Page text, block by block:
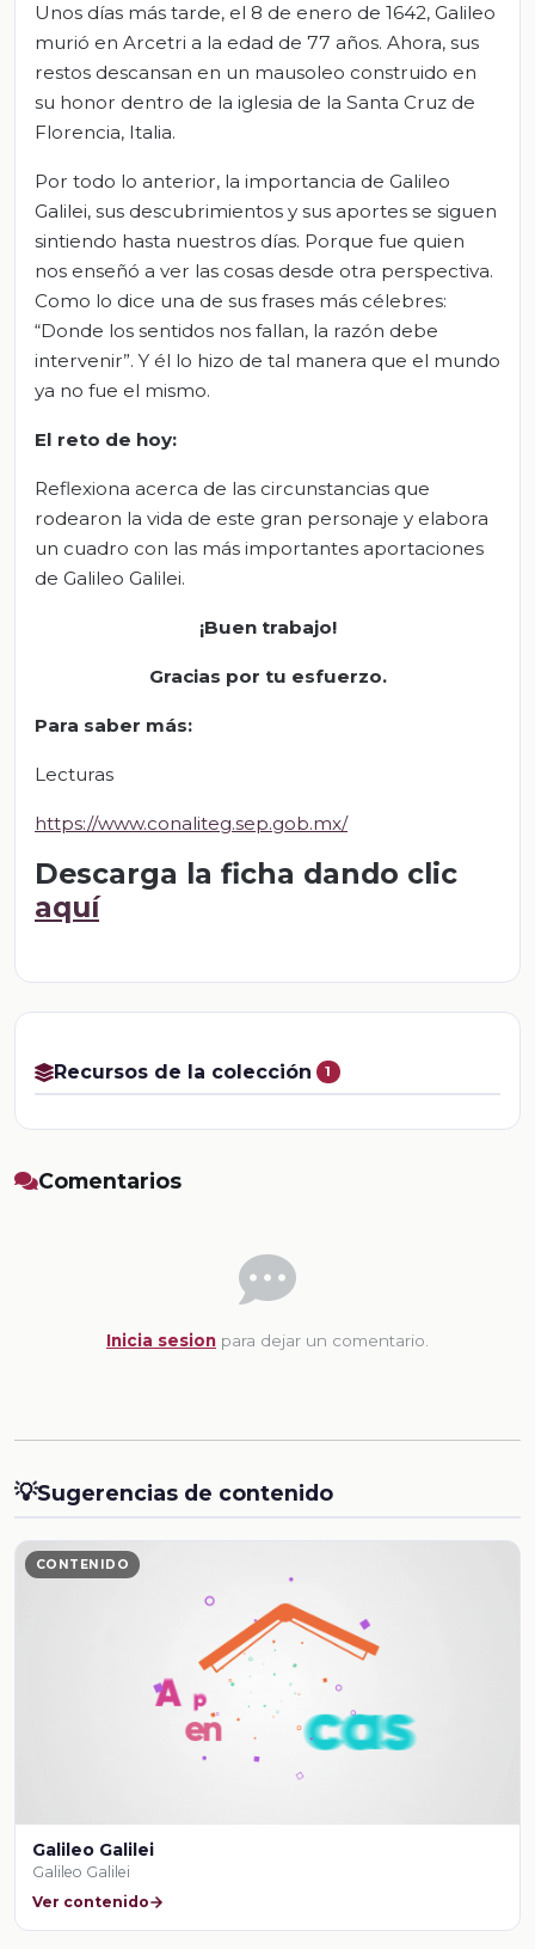
Unos días más tarde, el 8 de enero de 1642, Galileo
murió en Arcetri a la edad de 77 años. Ahora, sus
restos descansan en un mausoleo construido en
su honor dentro de la iglesia de la Santa Cruz de
Florencia, Italia.
Por todo lo anterior, la importancia de Galileo
Galilei, sus descubrimientos y sus aportes se siguen
sintiendo hasta nuestros días. Porque fue quien
nos enseñó a ver las cosas desde otra perspectiva.
Como lo dice una de sus frases más célebres:
“Donde los sentidos nos fallan, la razón debe
intervenir”. Y él lo hizo de tal manera que el mundo
ya no fue el mismo.
El reto de hoy:
Reflexiona acerca de las circunstancias que
rodearon la vida de este gran personaje y elabora
un cuadro con las más importantes aportaciones
de Galileo Galilei.
¡Buen trabajo!
Gracias por tu esfuerzo.
Para saber más:
Lecturas
https://www.conaliteg.sep.gob.mx/
Descarga la ficha dando clic
aquí
Recursos de la colección 1
Comentarios
Inicia sesion para dejar un comentario.
💡Sugerencias de contenido
CONTENIDO
Galileo Galilei
Galileo Galilei
Ver contenido